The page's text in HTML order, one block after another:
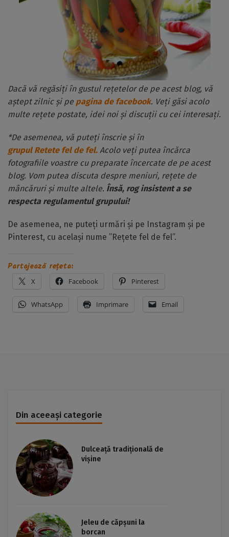
Dacă vă regăsiți în gustul rețetelor de pe acest blog, vă
aștept zilnic și pe pagina de facebook. Veți găsi acolo
multe rețete postate, idei noi și discuții cu cei interesați.
*De asemenea, vă puteți înscrie și în
grupul Retete fel de fel. Acolo veți putea încărca
fotografiile voastre cu preparate încercate de pe acest
blog. Vom putea discuta despre meniuri, rețete de
mâncăruri și multe altele. Însă, rog insistent a se
respecta regulamentul grupului!
De asemenea, ne puteți urmări și pe Instagram și pe
Pinterest, cu același nume ”Rețete fel de fel”.
Partajează rețeta:
X Facebook Pinterest
WhatsApp Imprimare Email
Din aceeași categorie
Dulceață tradițională de
vișine
Jeleu de căpșuni la
borcan